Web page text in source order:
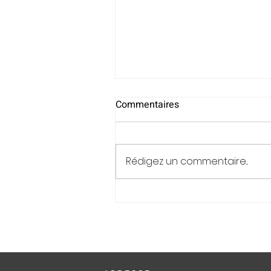
Commentaires
Rédigez un commentaire...